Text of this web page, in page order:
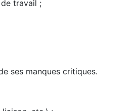
travail ;
ses manques critiques.